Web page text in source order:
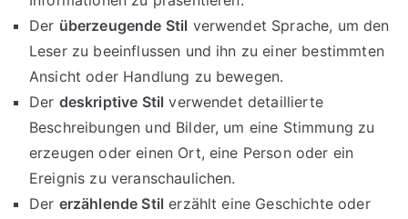
Der überzeugende Stil verwendet Sprache, um den
Leser zu beeinflussen und ihn zu einer bestimmten
Ansicht oder Handlung zu bewegen.
Der deskriptive Stil verwendet detaillierte
Beschreibungen und Bilder, um eine Stimmung zu
erzeugen oder einen Ort, eine Person oder ein
Ereignis zu veranschaulichen.
Der erzählende Stil erzählt eine Geschichte oder